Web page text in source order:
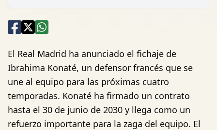
El Real Madrid ha anunciado el fichaje de
Ibrahima Konaté, un defensor francés que se
une al equipo para las próximas cuatro
temporadas. Konaté ha firmado un contrato
hasta el 30 de junio de 2030 y llega como un
refuerzo importante para la zaga del equipo. El